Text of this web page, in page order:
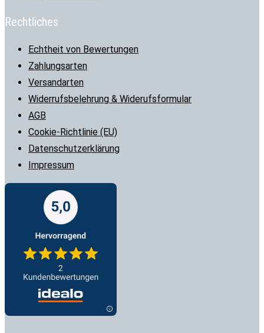
Rechtliches
Echtheit von Bewertungen
Zahlungsarten
Versandarten
Widerrufsbelehrung & Widerufsformular
AGB
Cookie-Richtlinie (EU)
Datenschutzerklärung
Impressum